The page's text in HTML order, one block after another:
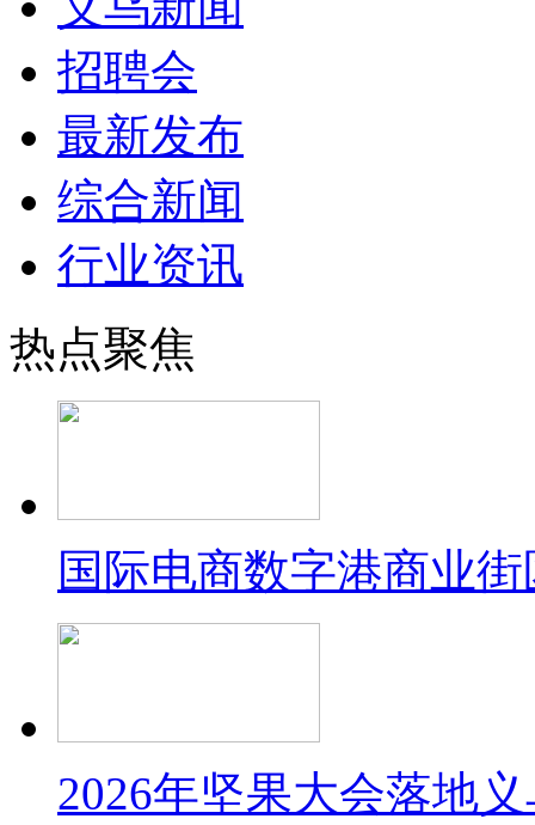
招聘会
最新发布
综合新闻
行业资讯
热点聚焦
国际电商数字港商业
2026年坚果大会落地